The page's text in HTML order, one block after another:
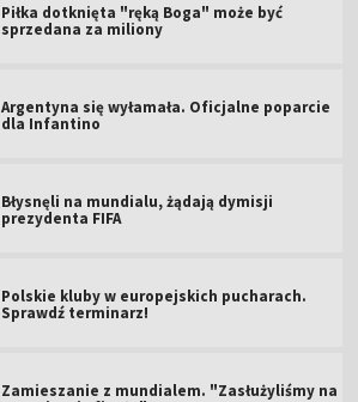
Piłka dotknięta "ręką Boga" może być
sprzedana za miliony
Argentyna się wyłamała. Oficjalne poparcie
dla Infantino
Błysnęli na mundialu, żądają dymisji
prezydenta FIFA
Polskie kluby w europejskich pucharach.
Sprawdź terminarz!
Zamieszanie z mundialem. "Zasłużyliśmy na